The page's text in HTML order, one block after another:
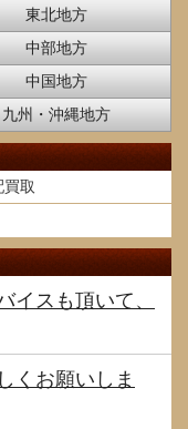
東北地方
中部地方
中国地方
九州・沖縄地方
買取
イスも頂いて、
くお願いしま